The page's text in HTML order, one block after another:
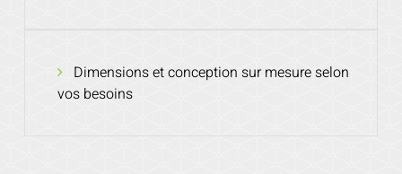
Dimensions et conception sur mesure selon
vos besoins